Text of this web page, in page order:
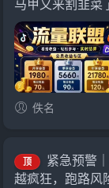
马甲又来割韭菜
佚名
顶
紧急预警
越疯狂，跑路风